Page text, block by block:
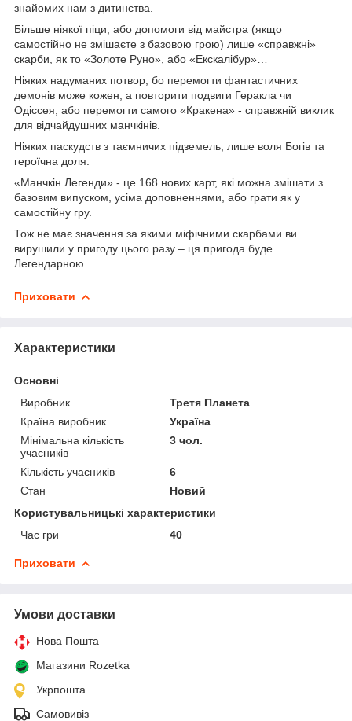
знайомих нам з дитинства.
Більше ніякої піци, або допомоги від майстра (якщо
самостійно не змішаєте з базовою грою) лише «справжні»
скарби, як то «Золоте Руно», або «Екскалібур»…
Ніяких надуманих потвор, бо перемогти фантастичних
демонів може кожен, а повторити подвиги Геракла чи
Одіссея, або перемогти самого «Кракена» - справжній виклик
для відчайдушних манчкінів.
Ніяких паскудств з таємничих підземель, лише воля Богів та
героїчна доля.
«Манчкін Легенди» - це 168 нових карт, які можна змішати з
базовим випуском, усіма доповненнями, або грати як у
самостійну гру.
Тож не має значення за якими міфічними скарбами ви
вирушили у пригоду цього разу – ця пригода буде
Легендарною.
Приховати
Характеристики
Основні
Виробник
Третя Планета
Країна виробник
Україна
Мінімальна кількість
учасників
3 чол.
Кількість учасників
6
Стан
Новий
Користувальницькі характеристики
Час гри
40
Приховати
Умови доставки
Нова Пошта
Магазини Rozetka
Укрпошта
Самовивіз